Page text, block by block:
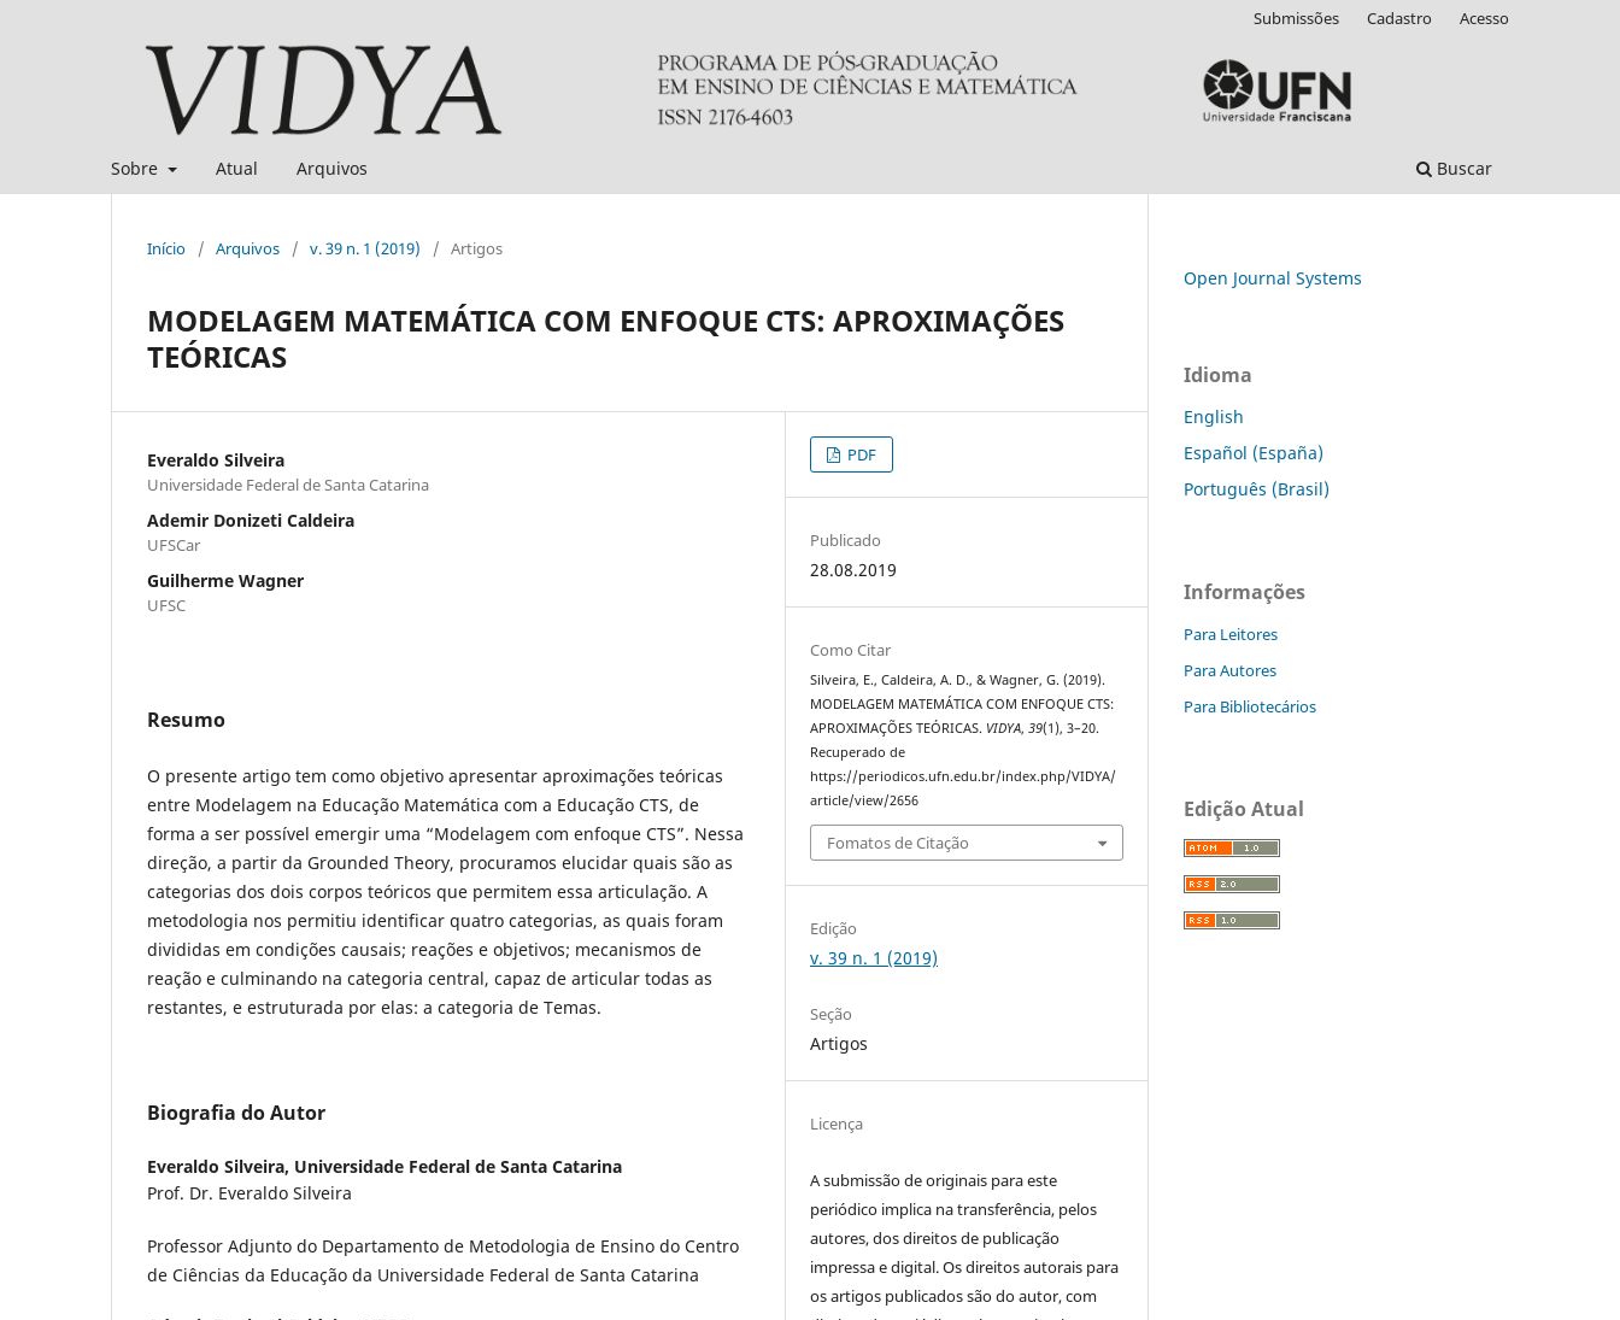
Sobre Atual Arquivos Buscar
Submissões Cadastro Acesso
Início / Arquivos / v. 39 n. 1 (2019) / Artigos
MODELAGEM MATEMÁTICA COM ENFOQUE CTS: APROXIMAÇÕES
TEÓRICAS
Everaldo Silveira
Universidade Federal de Santa Catarina
Ademir Donizeti Caldeira
UFSCar
Guilherme Wagner
UFSC
Resumo
O presente artigo tem como objetivo apresentar aproximações teóricas
entre Modelagem na Educação Matemática com a Educação CTS, de
forma a ser possível emergir uma “Modelagem com enfoque CTS”. Nessa
direção, a partir da Grounded Theory, procuramos elucidar quais são as
categorias dos dois corpos teóricos que permitem essa articulação. A
metodologia nos permitiu identificar quatro categorias, as quais foram
divididas em condições causais; reações e objetivos; mecanismos de
reação e culminando na categoria central, capaz de articular todas as
restantes, e estruturada por elas: a categoria de Temas.
Biografia do Autor
Everaldo Silveira, Universidade Federal de Santa Catarina
Prof. Dr. Everaldo Silveira
Professor Adjunto do Departamento de Metodologia de Ensino do Centro
de Ciências da Educação da Universidade Federal de Santa Catarina
PDF
Publicado
28.08.2019
Como Citar
Silveira, E., Caldeira, A. D., & Wagner, G. (2019).
MODELAGEM MATEMÁTICA COM ENFOQUE CTS:
APROXIMAÇÕES TEÓRICAS. VIDYA,39(1), 3–20.
Recuperado de
https://periodicos.ufn.edu.br/index.php/VIDYA/
article/view/2656
Fomatos de Citação
Edição
v. 39 n. 1 (2019)
Seção
Artigos
Licença
A submissão de originais para este
periódico implica na transferência, pelos
autores, dos direitos de publicação
impressa e digital. Os direitos autorais para
os artigos publicados são do autor, com
Open Journal Systems
Idioma
English
Español (España)
Português (Brasil)
Informações
Para Leitores
Para Autores
Para Bibliotecários
Edição Atual